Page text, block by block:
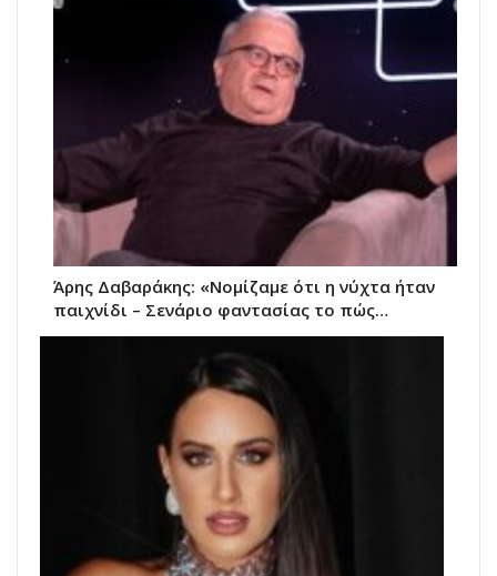
Άρης Δαβαράκης: «Νομίζαμε ότι η νύχτα ήταν
παιχνίδι – Σενάριο φαντασίας το πώς…